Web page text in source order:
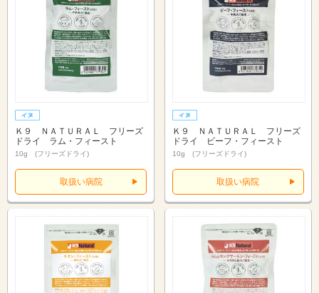
Ｋ９ ＮＡＴＵＲＡＬ フリーズ
ドライ ラム・フィースト
10g (フリーズドライ)
取扱い病院
Ｋ９ ＮＡＴＵＲＡＬ フリーズ
ドライ ビーフ・フィースト
10g (フリーズドライ)
取扱い病院